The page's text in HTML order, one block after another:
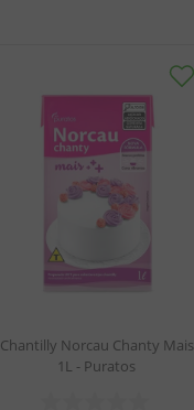
Chantilly Norcau Chanty Mais
1L - Puratos